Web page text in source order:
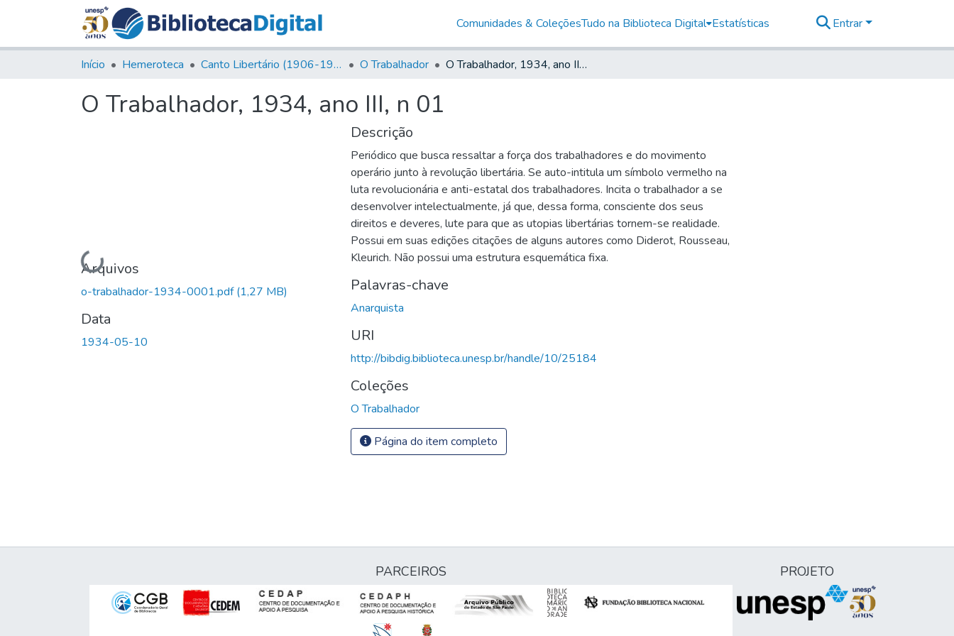
Comunidades & ColeçõesTudo na Biblioteca Digital Estatísticas Entrar
Início Hemeroteca Canto Libertário (1906-1995) O Trabalhador O Trabalhador, 1934, ano III, n 01
O Trabalhador, 1934, ano III, n 01
Carregando...
Arquivos
o-trabalhador-1934-0001.pdf(1,27 MB)
Data
1934-05-10
Descrição
Periódico que busca ressaltar a força dos trabalhadores e do movimento
operário junto à revolução libertária. Se auto-intitula um símbolo vermelho na
luta revolucionária e anti-estatal dos trabalhadores. Incita o trabalhador a se
desenvolver intelectualmente, já que, dessa forma, consciente dos seus
direitos e deveres, lute para que as utopias libertárias tornem-se realidade.
Possui em suas edições citações de alguns autores como Diderot, Rousseau,
Kleurich. Não possui uma estrutura esquemática fixa.
Palavras-chave
Anarquista
URI
http://bibdig.biblioteca.unesp.br/handle/10/25184
Coleções
O Trabalhador
Página do item completo
PARCEIROS PROJETO